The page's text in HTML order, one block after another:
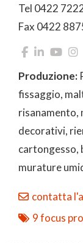
Tel 0422
Fax 0422
Produzione:
fissaggio,
risanamento,
decorativi,
cartongesso,
murature
contatta
9 focus